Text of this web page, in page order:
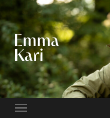
EMMA
KARI
Toggle